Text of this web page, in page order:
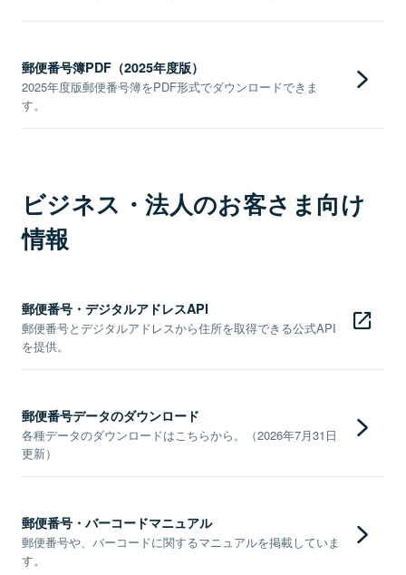
郵便番号簿PDF（2025年度版）
2025年度版郵便番号簿をPDF形式でダウンロードできま
す。
ビジネス・法人のお客さま向け
情報
郵便番号・デジタルアドレスAPI
郵便番号とデジタルアドレスから住所を取得できる公式API
を提供。
郵便番号データのダウンロード
各種データのダウンロードはこちらから。（2026年7月31日
更新）
郵便番号・バーコードマニュアル
郵便番号や、バーコードに関するマニュアルを掲載していま
す。